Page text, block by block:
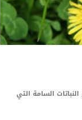
السامة التي